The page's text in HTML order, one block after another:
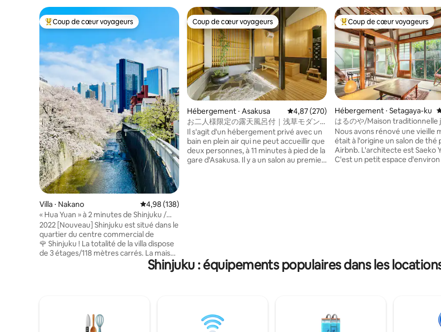
Coups de cœur voyageurs les plus appréciés
Coup de cœur voyageurs
Villa ⋅ Nakano Évaluation moyenne sur la base de 138 commentaires : 4,98 sur 5
4,98 (138)
« Hua Yuan » à 2 minutes de Shinjuku /
Réduction de 80 % pour les nouvelles
chambres [Villa indépendante haut de
gamme avec vue sur la rivière et les
cerisiers en fleurs, rare à Shinjuku]
Spacieuse et confortable / Shinjuku /
Quartier d'affaires du centre de Shibuya
2022 [Nouveau] Shinjuku est situé dans le
quartier du centre commercial de
🌹 Shinjuku ! La totalité de la villa dispose
de 3 étages/118 mètres carrés. La maison
est très spacieuse. Il y a 4 chambres
séparées, un salon et une salle à manger
maison est magnifiquement décorée,
lumineuse et élégante. Elle dispose de
Coup de cœur voyageurs
Coup de cœur voyageurs
Hébergement ⋅ Asakusa Évaluation moyenne sur la base de 270
4,87 (270)
お二人様限定の露天風呂付｜浅草モダン
和風のラグジュアリーな 1軒家 ｜浅草・上
野観光拠点 ｜柳通り西棟
Il s'agit d'un hébergement privé avec un
bain en plein air qui ne peut accueillir que
deux personnes, à 11 minutes à pied de la
gare d'Asakusa. Il y a un salon au premier
un port Luup, il est donc également
conseillé de se déplacer librement sur un
Akihabara : environ 5 minutes/Ginza :
environ 16 minutes/Shibuya : environ
Coups de cœur voyageurs les
Coup de cœur voyageurs
Hébergement ⋅ Setagaya-ku
はるのや/Maison traditionnelle
ancienne_HARUNOYA
Nous avons rénové une vieille
était à l'origine un salon de thé
Airbnb. L'architecte est Saeko
C'est un petit espace d'environ
moins de 13 ans, y compris les
nourrissons. [Important] Conformément
les informations suivantes sur
voyageurs. Nom, adresse, nationalité
Copie du passeport Veuillez envoyer les
Shinjuku : équipements populaires dans les